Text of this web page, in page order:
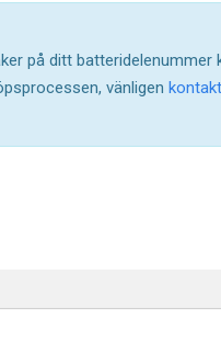
på ditt batteridelenummer
vänligen